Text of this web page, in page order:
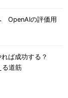
OpenAIの評価用
れば成功する？
る道筋